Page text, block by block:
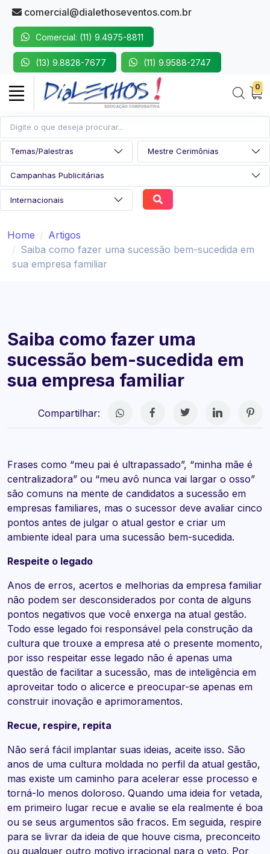
comercial@dialethoseventos.com.br
Comercial: (11) 9.4975-8811
(13) 9.8828-7677 (11) 9.9588-2747
0
Home
Artigos
Saiba como fazer uma sucessão bem-sucedida em
sua empresa familiar
Saiba como fazer uma
sucessão bem-sucedida em
sua empresa familiar
Compartilhar:
Frases como “meu pai é ultrapassado”, “minha mãe é
centralizadora” ou “meu avô nunca vai largar o osso”
são comuns na mente de candidatos a sucessão em
empresas familiares, mas o sucessor deve avaliar cinco
pontos antes de julgar o atual gestor e criar um
ambiente ideal para uma sucessão bem-sucedida.
Respeite o legado
Anos de erros, acertos e melhorias da empresa familiar
não podem ser desconsiderados por conta de alguns
pontos negativos que você enxerga na atual gestão.
Todo esse legado foi responsável pela construção da
cultura que trouxe a empresa até o presente momento,
por isso respeitar esse legado não é apenas uma
questão de facilitar a sucessão, mas de inteligência em
aproveitar todo o alicerce e preocupar-se apenas em
construir inovação e aprimoramentos.
Recue, respire, repita
Não será fácil implantar suas ideias, aceite isso. São
anos de uma cultura moldada no perfil da atual gestão,
mas existe um caminho para acelerar esse processo e
torná-lo menos doloroso. Quando uma ideia for vetada,
em primeiro lugar recue e avalie se ela realmente é boa
ou se seus argumentos são fracos. Em seguida, respire
para se livrar da ideia de que houve cisma, preconceito
ou qualquer outro motivo irracional para o veto. Por